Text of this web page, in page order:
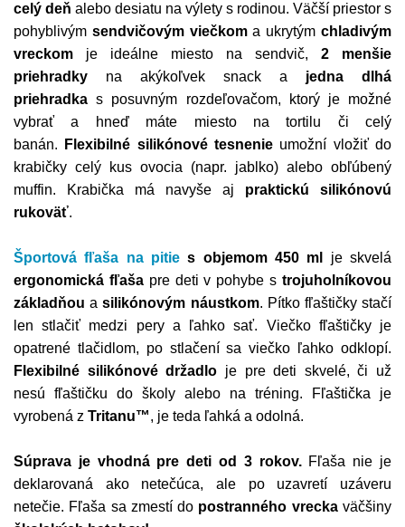
celý deň alebo desiatu na výlety s rodinou. Väčší priestor s
pohyblivým sendvičovým viečkoma ukrytým chladivým
vreckom je ideálne miesto na sendvič, 2 menšie
priehradky na akýkoľvek snack a jedna dlhá
priehradka s posuvným rozdeľovačom, ktorý je možné
vybrať a hneď máte miesto na tortilu či celý
banán.
Flexibilné silikónové tesnenie umožní vložiť do
krabičky celý kus ovocia (napr. jablko) alebo obľúbený
muffin. Krabička má navyše aj praktickú silikónovú
rukoväť.
Športová fľaša na pitie s objemom 450 ml
je skvelá
ergonomická fľašapre deti v pohybe strojuholníkovou
základňou asilikónovým náustkom. Pítko fľaštičky stačí
len stlačiť medzi pery a ľahko sať. Viečko fľaštičky je
opatrené tlačidlom, po stlačení sa viečko ľahko odklopí.
Flexibilné silikónové držadlo je pre deti skvelé, či už
nesú fľaštičku do školy alebo na tréning. Fľaštička je
vyrobená z Tritanu™, je teda ľahká a odolná.
Súprava je vhodná pre deti od 3 rokov.Fľaša nie je
deklarovaná ako netečúca, ale po uzavretí uzáveru
netečie. Fľaša sa zmestí do postranného vreckaväčšiny